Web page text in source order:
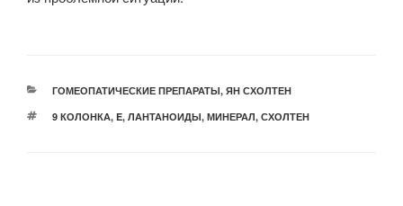
РУБРИКИ
ГОМЕОПАТИЧЕСКИЕ ПРЕПАРАТЫ, ЯН СХОЛТЕН
МЕТКИ
9 КОЛОНКА, E, ЛАНТАНОИДЫ, МИНЕРАЛ, СХОЛТЕН